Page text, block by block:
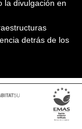
la divulgación en
detrás de los